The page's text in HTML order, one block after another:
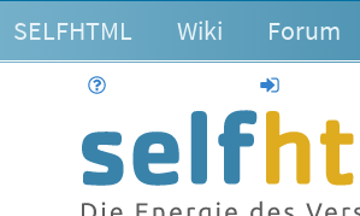
SELFHTML Wiki Forum
anmelden